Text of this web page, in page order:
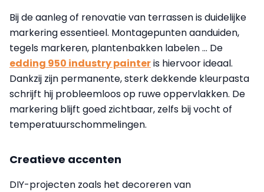
Bij de aanleg of renovatie van terrassen is duidelijke
markering essentieel. Montagepunten aanduiden,
tegels markeren, plantenbakken labelen ... De
edding 950 industry painteris hiervoor ideaal.
Dankzij zijn permanente, sterk dekkende kleurpasta
schrijft hij probleemloos op ruwe oppervlakken. De
markering blijft goed zichtbaar, zelfs bij vocht of
temperatuurschommelingen.
Creatieve accenten
DIY-projecten zoals het decoreren van